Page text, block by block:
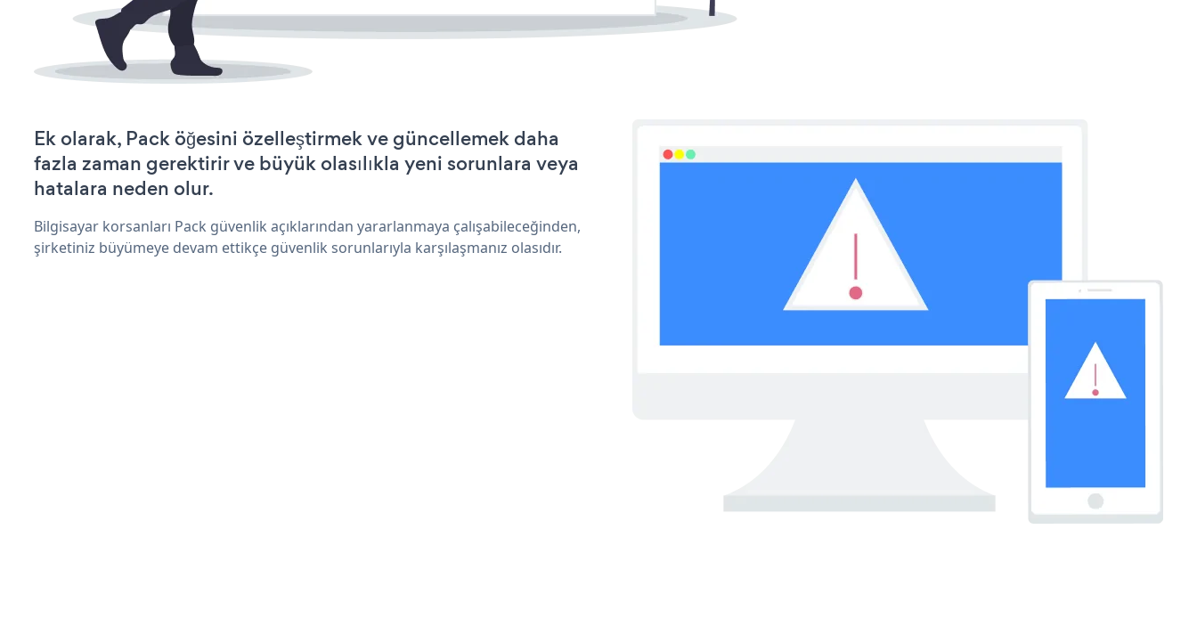
Ek olarak, Pack öğesini özelleştirmek ve güncellemek daha
fazla zaman gerektirir ve büyük olasılıkla yeni sorunlara veya
hatalara neden olur.
Bilgisayar korsanları Pack güvenlik açıklarından yararlanmaya çalışabileceğinden,
şirketiniz büyümeye devam ettikçe güvenlik sorunlarıyla karşılaşmanız olasıdır.